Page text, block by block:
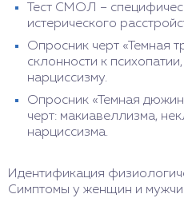
Тест СМОЛ –
истерического
Опросник черт «Темная
склонности к
нарциссизму.
Опросник «Темная
черт: макиавеллизма,
нарциссизма.
Идентификация
Симптомы у женщин и